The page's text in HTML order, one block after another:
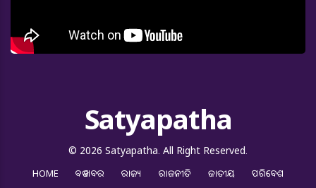
Satyapatha
© 2026 Satyapatha. All Right Reserved.
HOME ବଡ ଖବର ରାଜ୍ୟ ରାଜନୀତି ଜାତୀୟ
ପରିବେଶ